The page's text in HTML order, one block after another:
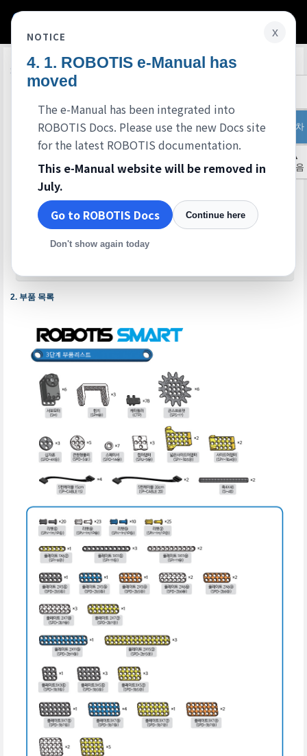
목차
▲
처음
Edit on GitHub
개요
ROBOTIS SMART 교육키트(로봇수업용) 3단계
기기 연결 방법 등 기본적인 사용 학습법부터 로봇 하드웨어와 스마트기기의 입력방식, 외부기기 연결
방법 등 스마트기기에 관련된 개념 학습을 로봇 예제별 프로그램을 이용한 실전 학습과 함께 진행하는
로봇 IT 교육용 키트입니다.
제 풀이, 스마트기기의 개념, 프로그래밍의 기본 학습 및 스마트기기의 윤리적 문제 등의 과정을 제공합
ROBOTIS SMART 3단계는 스마트 기기를 통한 조종을 기본으로 로봇 하드웨어 설명이 포함된 홀수장
램 학습 및 응용 등을 학습할 수 있습니다.
스마트 교육키트 3단계에서 프로그램 학습 및 다운로드를 하기 위해서는R+SMART을 이용해야 합니
: ROBOTIS SMART 3단계는 현재 단종되어 더 이상 판매되지 않습니다.
부품 목록
x
NOTICE
ROBOTIS e-Manual has
moved
The e-Manual has been integrated into
ROBOTIS Docs. Please use the new Docs site
for the latest ROBOTIS documentation.
This e-Manual website will be removed in
July.
Go to ROBOTIS Docs
Continue here
Don't show again today